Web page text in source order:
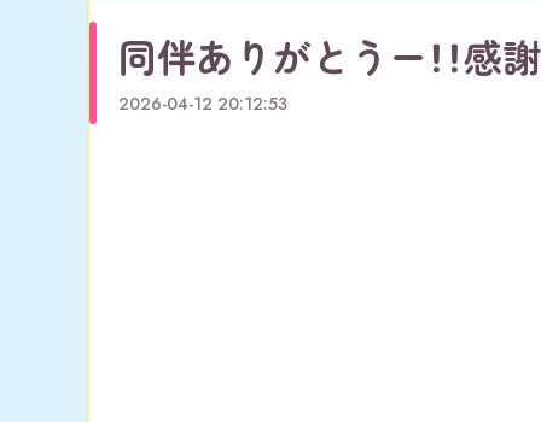
同伴ありがとうー！！感
2026-04-12 20:12:53